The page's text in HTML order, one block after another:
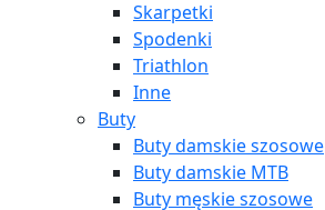
Skarpetki
Spodenki
Triathlon
Inne
Buty
Buty damskie szosowe
Buty damskie MTB
Buty męskie szosowe